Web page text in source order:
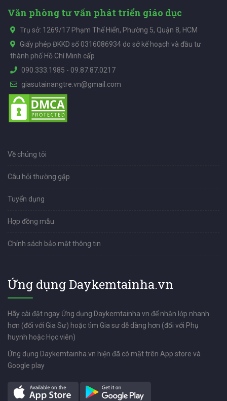
Văn phòng tư vấn phát triển giáo dục
Trụ sở: 1269/17 Phạm Thế Hiển, Phường 5, Quận 8, HCM
Giấy phép ĐKKD số 0316086934 do sở kế hoạch và đầu tư
thành phố Hồ Chí Minh cấp
090.333.1985 - 09.87.87.0217
giasutainangtre.vn@gmail.com
Về chúng tôi
Câu hỏi thường gặp
Tuyển dụng
Hợp đồng mẫu
Chính sách bảo mật thông tin
Ứng dụng Daykemtainha.vn
Hãy cài đặt ngay Ứng dụng Daykemtainha.vn để nhận lớp nhanh
hơn (đối với Gia Sư) hoặc tìm Gia sư dễ dàng hơn (đối với Phụ
huynh hoặc Học viên)
Ứng dụng Daykemtainha.vn hiện đã có mặt trên App store và
Google play